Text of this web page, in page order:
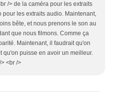
/> de la caméra pour les extraits
pour les extraits audio. Maintenant,
bête, et nous prenons le son au
que nous filmons. Comme ça
Maintenant, il faudrait qu'on
qu'on puisse en avoir un meilleur.
<br />